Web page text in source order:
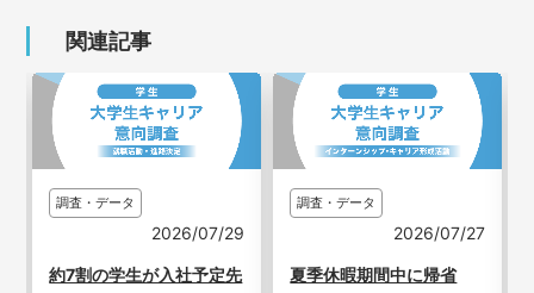
関連記事
調査・データ
2026/07/29
約7割の学生が入社予定先
調査・データ
2026/07/27
夏季休暇期間中に帰省